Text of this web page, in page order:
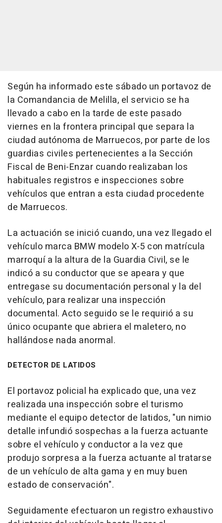
Según ha informado este sábado un portavoz de
la Comandancia de Melilla, el servicio se ha
llevado a cabo en la tarde de este pasado
viernes en la frontera principal que separa la
ciudad autónoma de Marruecos, por parte de los
guardias civiles pertenecientes a la Sección
Fiscal de Beni-Enzar cuando realizaban los
habituales registros e inspecciones sobre
vehículos que entran a esta ciudad procedente
de Marruecos.
La actuación se inició cuando, una vez llegado el
vehículo marca BMW modelo X-5 con matrícula
marroquí a la altura de la Guardia Civil, se le
indicó a su conductor que se apeara y que
entregase su documentación personal y la del
vehículo, para realizar una inspección
documental. Acto seguido se le requirió a su
único ocupante que abriera el maletero, no
hallándose nada anormal.
DETECTOR DE LATIDOS
El portavoz policial ha explicado que, una vez
realizada una inspección sobre el turismo
mediante el equipo detector de latidos, "un nimio
detalle infundió sospechas a la fuerza actuante
sobre el vehículo y conductor a la vez que
produjo sorpresa a la fuerza actuante al tratarse
de un vehículo de alta gama y en muy buen
estado de conservación".
Seguidamente efectuaron un registro exhaustivo